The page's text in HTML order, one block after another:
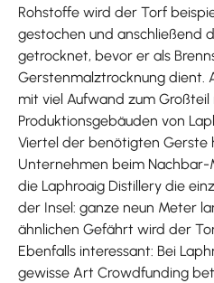
Rohstoffe wird der Torf
gestochen und anschließend
getrocknet, bevor er als
Gerstenmalztrocknung dient.
mit viel Aufwand zum Großteil
Produktionsgebäuden von
Viertel der benötigten Gerste
Unternehmen beim Nachbar-
die Laphroaig Distillery die
der Insel: ganze neun Meter
ähnlichen Gefährt wird der
Ebenfalls interessant: Bei
gewisse Art Crowdfunding